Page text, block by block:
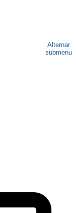
Alternar
submenu